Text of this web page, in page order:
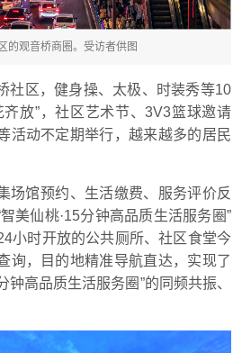
的观音桥商圈。受访者供图
社区，健身操、太极、时装秀等10
放”，社区艺术节、3V3篮球邀请
活动不定期举行，越来越多的居民
场馆预约、生活缴费、服务评价反
美仙桃·15分钟高品质生活服务圈”
小时开放的公共厕所、社区食堂今
询，目的地精准导航直达，实现了
钟高品质生活服务圈”的同频共振、